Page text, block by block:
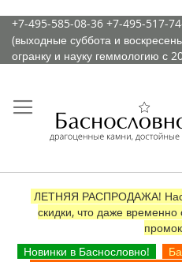
К
содержимому
+7-495-585-08-36 +7-495-517-
(выходные суббота и
огранку и науку геммологию с
ЛЕТНЯЯ РАСПРОДАЖА!
скидки, что даже
Новинки в Баснословно!